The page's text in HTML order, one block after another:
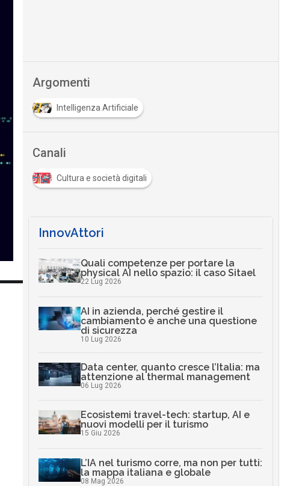
Argomenti
Intelligenza Artificiale
Canali
Cultura e società digitali
InnovAttori
Quali competenze per portare la
physical AI nello spazio: il caso Sitael
22 Lug 2026
AI in azienda, perché gestire il
cambiamento è anche una questione
di sicurezza
10 Lug 2026
Data center, quanto cresce l’Italia: ma
attenzione al thermal management
06 Lug 2026
Ecosistemi travel-tech: startup, AI e
nuovi modelli per il turismo
15 Giu 2026
L’IA nel turismo corre, ma non per tutti:
la mappa italiana e globale
08 Mag 2026